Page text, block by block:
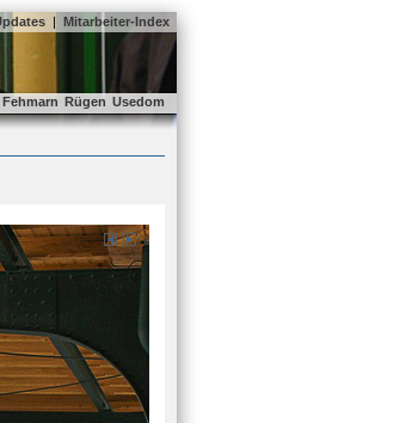
| Mitarbeiter-Index
Fehmarn Rügen Usedom